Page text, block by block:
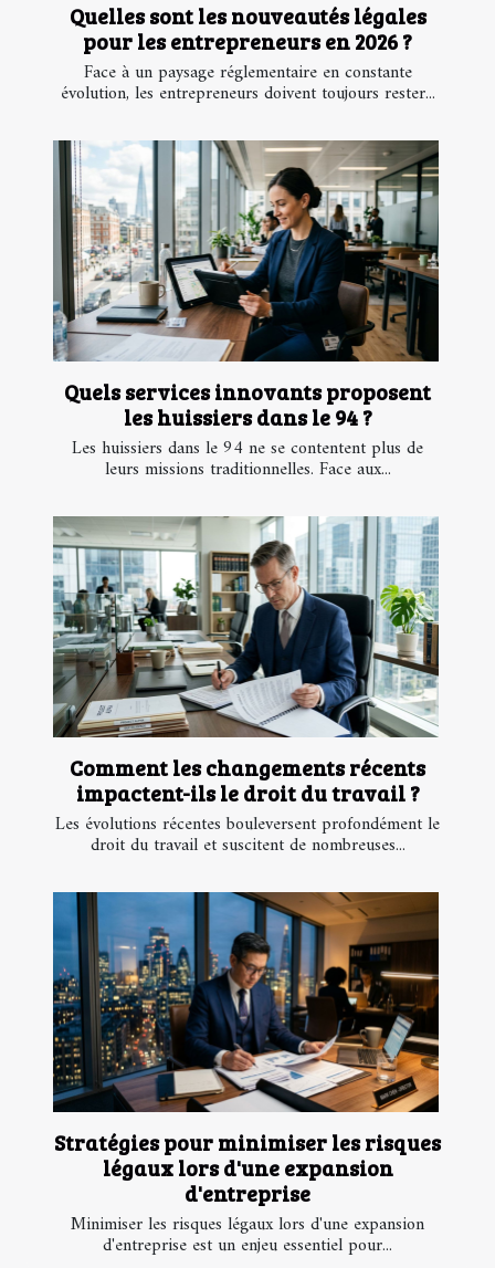
Quelles sont les nouveautés légales
pour les entrepreneurs en 2026 ?
Face à un paysage réglementaire en constante
évolution, les entrepreneurs doivent toujours rester...
Quels services innovants proposent
les huissiers dans le 94 ?
Les huissiers dans le 94 ne se contentent plus de
leurs missions traditionnelles. Face aux...
Comment les changements récents
impactent-ils le droit du travail ?
Les évolutions récentes bouleversent profondément le
droit du travail et suscitent de nombreuses...
Stratégies pour minimiser les risques
légaux lors d'une expansion
d'entreprise
Minimiser les risques légaux lors d'une expansion
d'entreprise est un enjeu essentiel pour...